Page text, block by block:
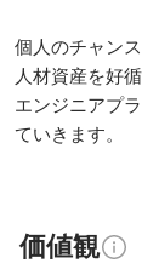
個人のチャン
人材資産を好
エンジニアプ
ていきます。
価値観